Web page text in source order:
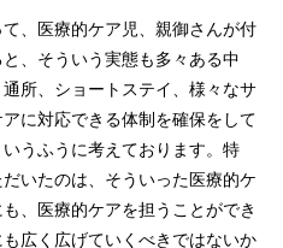
、医療的ケア児、親御さんが付
、そういう実態も多々ある中
所、ショートステイ、様々なサ
に対応できる体制を確保をして
うふうに考えております。特
いたのは、そういった医療的ケ
、医療的ケアを担うことができ
広く広げていくべきではないか